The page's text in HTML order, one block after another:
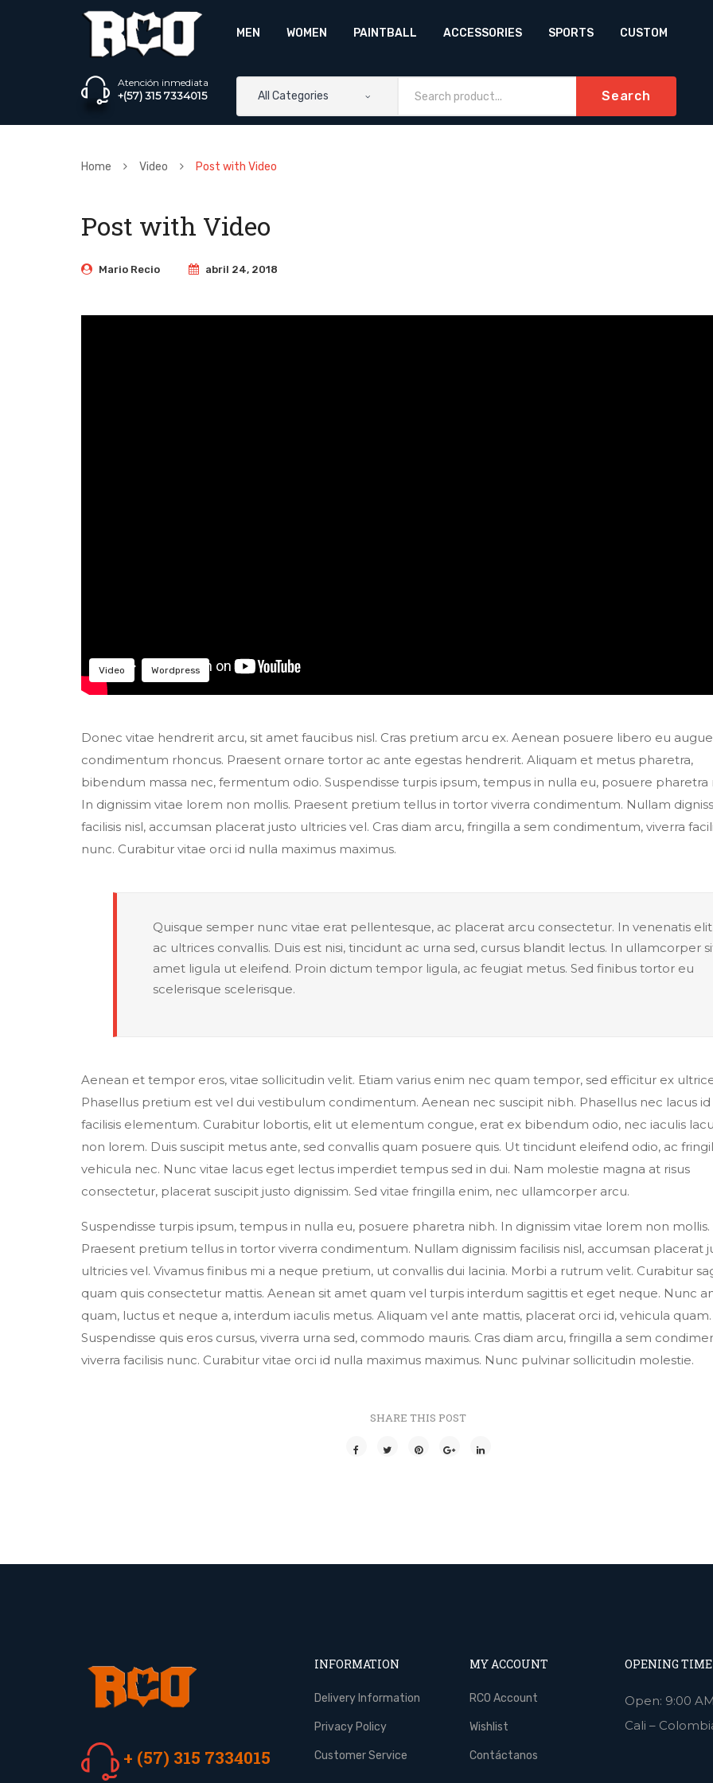
MEN WOMEN PAINTBALL ACCESSORIES SPORTS CUSTOM
Atención inmediata
+(57) 315 7334015 All Categories Search
Home Video Post with Video
Post with Video
Mario Recio abril 24, 2018
Video Wordpress
Donec vitae hendrerit arcu, sit amet faucibus nisl. Cras pretium arcu ex. Aenean posuere libero eu augue
condimentum rhoncus. Praesent ornare tortor ac ante egestas hendrerit. Aliquam et metus pharetra,
bibendum massa nec, fermentum odio. Suspendisse turpis ipsum, tempus in nulla eu, posuere pharetra
In dignissim vitae lorem non mollis. Praesent pretium tellus in tortor viverra condimentum. Nullam
facilisis nisl, accumsan placerat justo ultricies vel. Cras diam arcu, fringilla a sem condimentum, viverra
nunc. Curabitur vitae orci id nulla maximus maximus.
Quisque semper nunc vitae erat pellentesque, ac placerat arcu consectetur. In venenatis elit
ac ultrices convallis. Duis est nisi, tincidunt ac urna sed, cursus blandit lectus. In ullamcorper
amet ligula ut eleifend. Proin dictum tempor ligula, ac feugiat metus. Sed finibus tortor eu
scelerisque scelerisque.
Aenean et tempor eros, vitae sollicitudin velit. Etiam varius enim nec quam tempor, sed efficitur ex
Phasellus pretium est vel dui vestibulum condimentum. Aenean nec suscipit nibh. Phasellus nec lacus id
facilisis elementum. Curabitur lobortis, elit ut elementum congue, erat ex bibendum odio, nec iaculis
non lorem. Duis suscipit metus ante, sed convallis quam posuere quis. Ut tincidunt eleifend odio, ac
vehicula nec. Nunc vitae lacus eget lectus imperdiet tempus sed in dui. Nam molestie magna at risus
consectetur, placerat suscipit justo dignissim. Sed vitae fringilla enim, nec ullamcorper arcu.
Suspendisse turpis ipsum, tempus in nulla eu, posuere pharetra nibh. In dignissim vitae lorem non mollis.
Praesent pretium tellus in tortor viverra condimentum. Nullam dignissim facilisis nisl, accumsan placerat
ultricies vel. Vivamus finibus mi a neque pretium, ut convallis dui lacinia. Morbi a rutrum velit. Curabitur
quam quis consectetur mattis. Aenean sit amet quam vel turpis interdum sagittis et eget neque. Nunc
quam, luctus et neque a, interdum iaculis metus. Aliquam vel ante mattis, placerat orci id, vehicula quam.
Suspendisse quis eros cursus, viverra urna sed, commodo mauris. Cras diam arcu, fringilla a sem
viverra facilisis nunc. Curabitur vitae orci id nulla maximus maximus. Nunc pulvinar sollicitudin molestie.
SHARE THIS POST
+ (57) 315 7334015
INFORMATION
Delivery Information
Privacy Policy
Customer Service
MY ACCOUNT
RCO Account
Wishlist
Contáctanos
OPENING TIME
Open: 9:00
Cali –